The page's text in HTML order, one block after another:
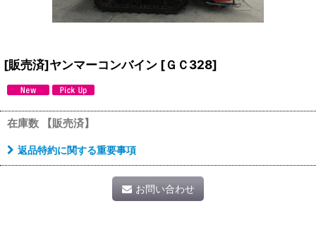
[販売済]ヤンマーコンバイン [ＧＣ328]
在庫数 【販売済】
返品特約に関する重要事項
お問い合わせ